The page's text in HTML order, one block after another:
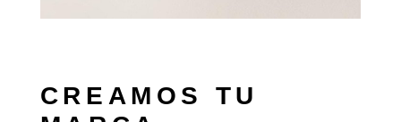
CREAMOS TU